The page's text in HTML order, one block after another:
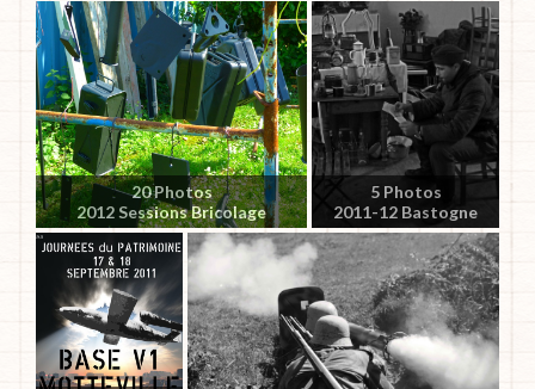
20 Photos
2012 Sessions Bricolage
5 Photos
2011-12 Bastogne